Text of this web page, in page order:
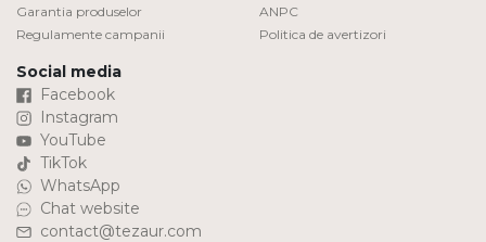
Garantia produselor
Regulamente campanii
ANPC
Politica de avertizori
Social media
Facebook
Instagram
YouTube
TikTok
WhatsApp
Chat website
contact@tezaur.com